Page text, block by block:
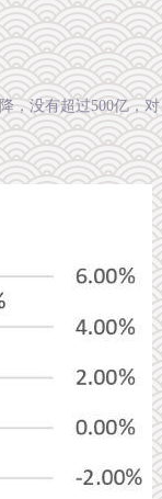
，没有超过500亿，对